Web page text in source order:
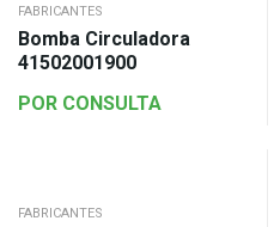
FABRICANTES
Bomba Circuladora
41502001900
POR CONSULTA
FABRICANTES